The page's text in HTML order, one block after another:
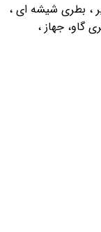
، بطری شیشه ای ،
گاو، جهاز ،